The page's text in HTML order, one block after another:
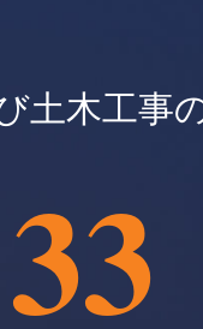
土木工事
33